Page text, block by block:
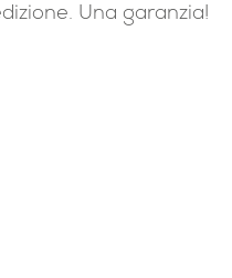
Una garanzia!